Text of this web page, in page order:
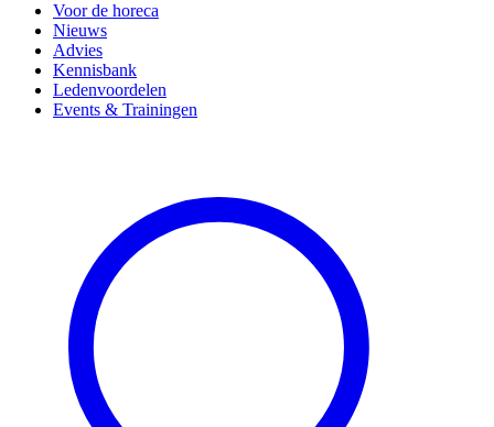
Voor de horeca
Nieuws
Advies
Kennisbank
Ledenvoordelen
Events & Trainingen